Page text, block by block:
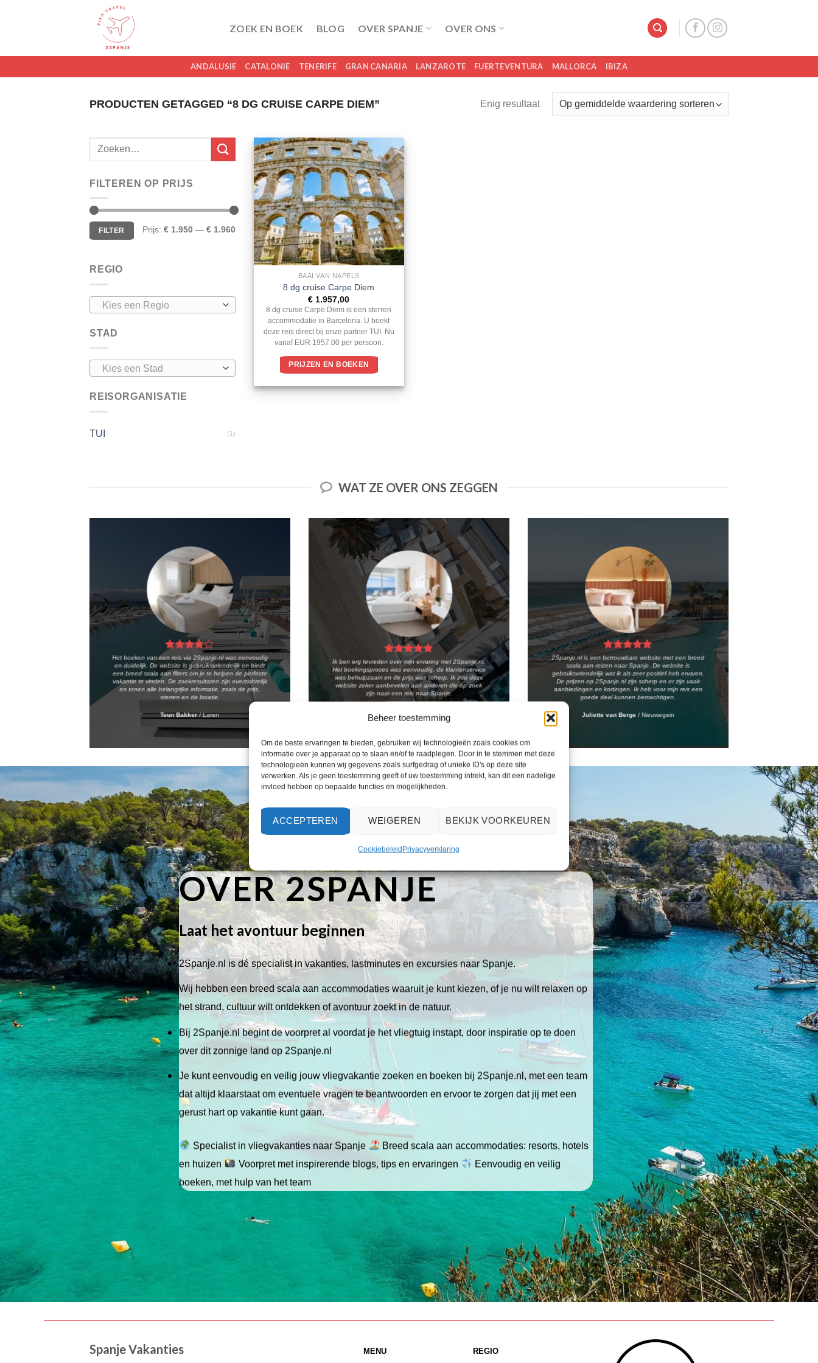
Beheer toestemming
Om de beste ervaringen te bieden, gebruiken wij technologieën zoals cookies om
informatie over je apparaat op te slaan en/of te raadplegen. Door in te stemmen met deze
technologieën kunnen wij gegevens zoals surfgedrag of unieke ID's op deze site
verwerken. Als je geen toestemming geeft of uw toestemming intrekt, kan dit een nadelige
invloed hebben op bepaalde functies en mogelijkheden.
ACCEPTEREN WEIGEREN BEKIJK VOORKEUREN
CookiebeleidPrivacyverklaring
ZOEK EN BOEK BLOG OVER SPANJE OVER ONS
ANDALUSIE CATALONIE TENERIFE GRAN CANARIA LANZAROTE FUERTEVENTURA MALLORCA IBIZA
PRODUCTEN GETAGGED “8 DG CRUISE CARPE DIEM” Enig resultaat
FILTEREN OP PRIJS
Min.
prijs
Max.
prijsFILTER Prijs: € 1.950 — € 1.960
REGIO
Kies een Regio
STAD
Kies een Stad
REISORGANISATIE
TUI (1)
BAAI VAN NAPELS
8 dg cruise Carpe Diem
€ 1.957,00
8 dg cruise Carpe Diem is een sterren
accommodatie in Barcelona. U boekt
deze reis direct bij onze partner TUI. Nu
vanaf EUR 1957.00 per persoon.
PRIJZEN EN BOEKEN
WAT ZE OVER ONS ZEGGEN
Het boeken van een reis via 2Spanje.nl was eenvoudig
en duidelijk. De website is gebruiksvriendelijk en biedt
een breed scala aan filters om je te helpen de perfecte
vakantie te vinden. De zoekresultaten zijn overzichtelijk
en tonen alle belangrijke informatie, zoals de prijs,
sterren en de locatie.
Teun Bakker /Laren
Ik ben erg tevreden over mijn ervaring met 2Spanje.nl.
Het boekingsproces was eenvoudig, de klantenservice
was behulpzaam en de prijs was scherp. Ik zou deze
website zeker aanbevelen aan anderen die op zoek
zijn naar een reis naar Spanje.
2Spanje.nl is een betrouwbare website met een breed
scala aan reizen naar Spanje. De website is
gebruiksvriendelijk wat ik als zeer positief heb ervaren.
De prijzen op 2Spanje.nl zijn scherp en er zijn vaak
aanbiedingen en kortingen. Ik heb voor mijn reis een
goede deal kunnen bemachtigen.
Juliette van Berge / Nieuwegein
OVER 2SPANJE
Laat het avontuur beginnen
2Spanje.nl is dé specialist in vakanties, lastminutes en excursies naar Spanje.
Wij hebben een breed scala aan accommodaties waaruit je kunt kiezen, of je nu wilt relaxen op
het strand, cultuur wilt ontdekken of avontuur zoekt in de natuur.
Bij 2Spanje.nl begint de voorpret al voordat je het vliegtuig instapt, door inspiratie op te doen
over dit zonnige land op 2Spanje.nl
Je kunt eenvoudig en veilig jouw vliegvakantie zoeken en boeken bij 2Spanje.nl, met een team
dat altijd klaarstaat om eventuele vragen te beantwoorden en ervoor te zorgen dat jij met een
gerust hart op vakantie kunt gaan.
Specialist in vliegvakanties naar Spanje
Breed scala aan accommodaties: resorts, hotels
en huizen
Voorpret met inspirerende blogs, tips en ervaringen
Eenvoudig en veilig
boeken, met hulp van het team
Spanje Vakanties MENU REGIO